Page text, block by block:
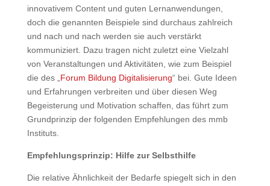
innovativem Content und guten Lernanwendungen,
doch die genannten Beispiele sind durchaus zahlreich
und nach und nach werden sie auch verstärkt
kommuniziert. Dazu tragen nicht zuletzt eine Vielzahl
von Veranstaltungen und Aktivitäten, wie zum Beispiel
die des „ Forum Bildung Digitalisierung“ bei. Gute Ideen
und Erfahrungen verbreiten und über diesen Weg
Begeisterung und Motivation schaffen, das führt zum
Grundprinzip der folgenden Empfehlungen des mmb
Instituts.
Empfehlungsprinzip: Hilfe zur Selbsthilfe
Die relative Ähnlichkeit der Bedarfe spiegelt sich in den